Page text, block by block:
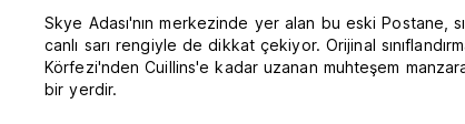
Skye Adası'nın merkezinde yer alan bu eski Postane,
canlı sarı rengiyle de dikkat çekiyor. Orijinal
Körfezi'nden Cuillins'e kadar uzanan muhteşem
bir yerdir.